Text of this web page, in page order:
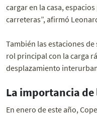
cargar en la casa,
carreteras”, afirmó
También las estaciones
rol principal con la carga
desplazamiento
La importancia de
En enero de este año,